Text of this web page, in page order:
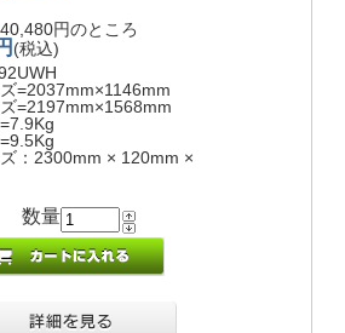
円のところ
(税込)
ズ=2037mm×1146mm
ズ=2197mm×1568mm
=7.9Kg
=9.5Kg
：2300mm × 120mm ×
数量